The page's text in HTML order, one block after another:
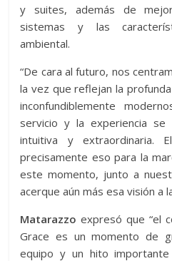
y suites, además de
sistemas y las
ambiental.
“De cara al futuro, nos
la vez que reflejan la
inconfundiblemente
servicio y la experiencia se
intuitiva y extraordinaria.
precisamente eso para la
este momento, junto a
acerque aún más esa visión a
Matarazzo expresó que “el
Grace es un momento de
equipo y un hito